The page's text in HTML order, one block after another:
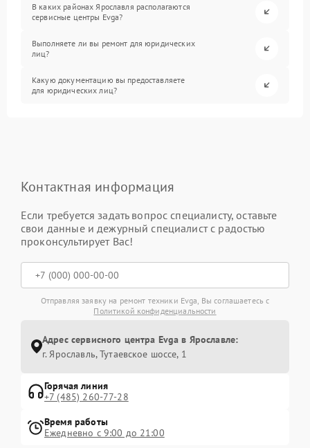
В каких районах Ярославля располагаются
сервисные центры Evga?
Выполняете ли вы ремонт для юридических
лиц?
Какую документацию вы предоставляете
для юридических лиц?
Контактная информация
Если требуется задать вопрос специалисту, оставьте
свои данные и дежурный специалист с радостью
проконсультирует Вас!
Отправляя заявку на ремонт техники Evga, Вы соглашаетесь с
Политикой конфиденциальности
Адрес сервисного центра Evga в Ярославле:
г. Ярославль, Тутаевское шоссе, 1
Горячая линия
+7 (485) 260-77-28
Время работы
Ежедневно с 9:00 до 21:00